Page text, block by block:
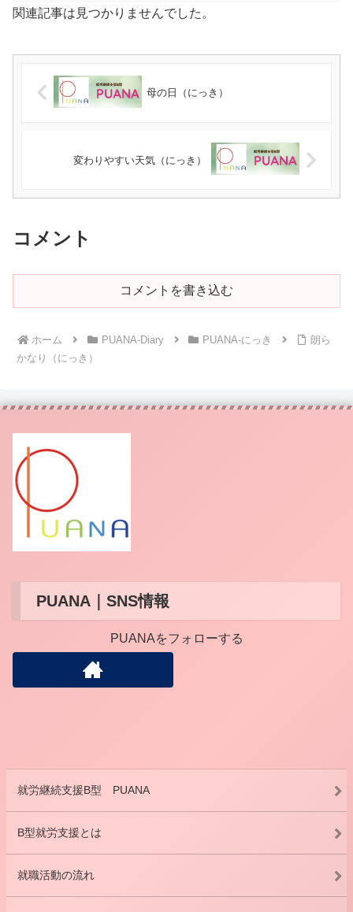
関連記事は見つかりませんでした。
母の日（にっき）
変わりやすい天気（にっき）
コメント
コメントを書き込む
ホーム PUANA-Diary PUANA-にっき
朗ら
かなり（にっき）
PUANA｜SNS情報
PUANAをフォローする
就労継続支援B型 PUANA
B型就労支援とは
就職活動の流れ